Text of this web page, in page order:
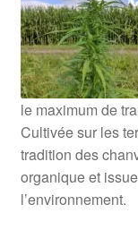
le maximum de
Cultivée sur les
tradition des
organique et
l’environnement.